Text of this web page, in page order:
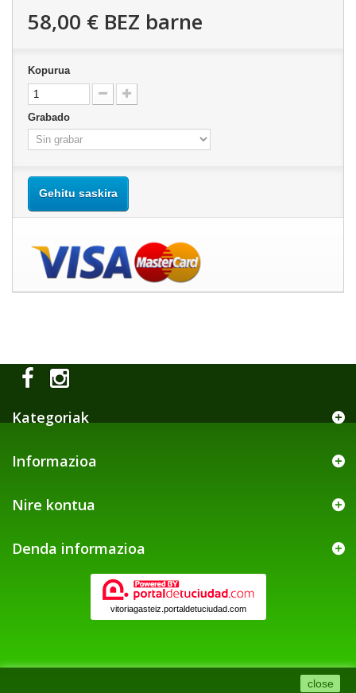
58,00 € BEZ barne
Kopurua
Grabado
Gehitu saskira
Kategoriak
Informazioa
Nire kontua
Denda informazioa
close
vitoriagasteiz.portaldetuciudad.com